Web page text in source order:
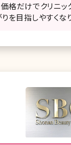
格だけでクリニ
を目指しやすくな